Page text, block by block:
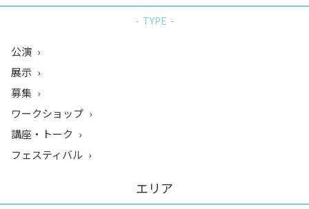
TYPE
公演
展示
募集
ワークショップ
講座・トーク
フェスティバル
エリア